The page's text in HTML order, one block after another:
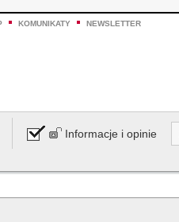
KOMUNIKATY NEWSLETTER
Informacje i opinie